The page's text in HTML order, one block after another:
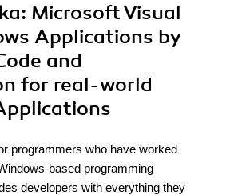
: Microsoft Visual
Applications by
and
for real-world
programmers who have worked
based programming
developers with everything they